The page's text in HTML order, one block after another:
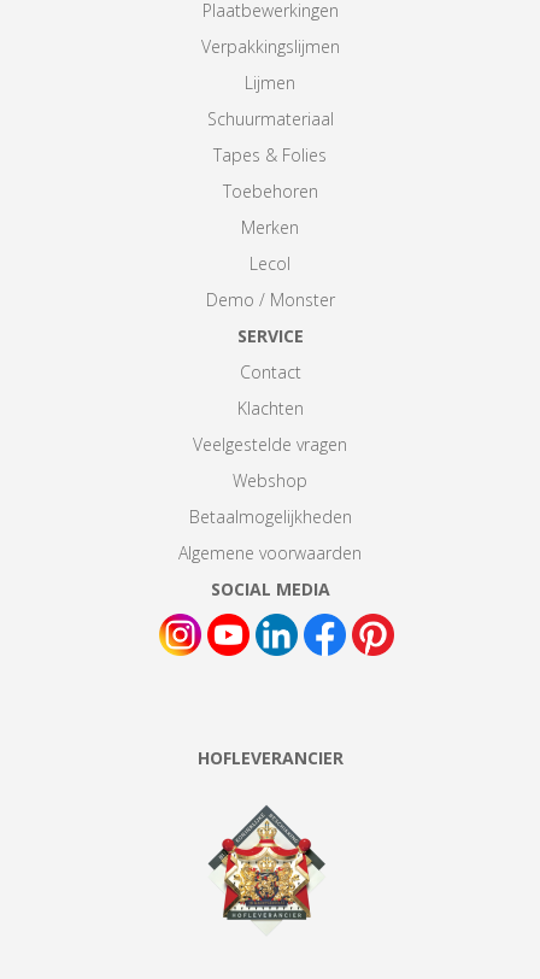
Plaatbewerkingen
Verpakkingslijmen
Lijmen
Schuurmateriaal
Tapes & Folies
Toebehoren
Merken
Lecol
Demo / Monster
SERVICE
Contact
Klachten
Veelgestelde vragen
Webshop
Betaalmogelijkheden
Algemene voorwaarden
SOCIAL MEDIA
HOFLEVERANCIER